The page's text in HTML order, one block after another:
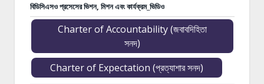
বিডিসিএসও প্রসেসের ভিশন, মিশন এবং কার্যক্রম_ভিডিও
Charter of Accountability (জবাবদিহিতা
সনদ)
Charter of Expectation (প্রত্যাশার সনদ)